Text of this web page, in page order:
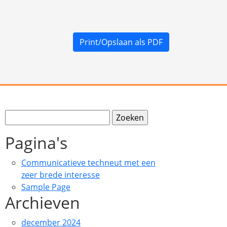
Print/Opslaan als PDF
naar:
Pagina's
Communicatieve techneut met een
zeer brede interesse
Sample Page
Archieven
december 2024